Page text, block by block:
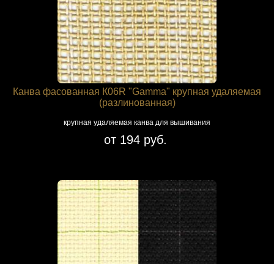
Канва фасованная К06R "Gamma" крупная удаляемая
(разлинованная)
крупная удаляемая канва для вышивания
от 194 руб.